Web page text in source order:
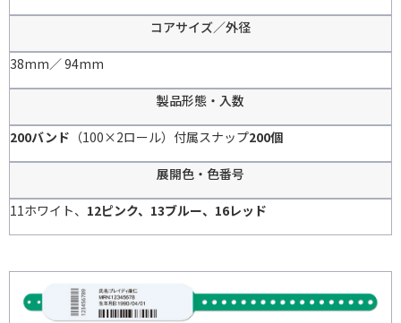
コアサイズ／外径
38mm／ 94mm
製品形態・入数
200バンド （100×2ロール）付属スナップ200個
展開色・色番号
11ホワイト、 12ピンク、13ブルー、16レッド